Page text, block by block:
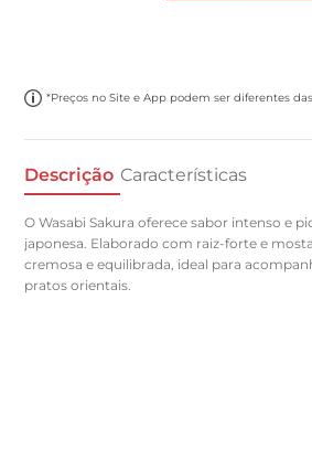
*Preços no Site e App podem ser diferentes
Descrição Características
O Wasabi Sakura oferece sabor intenso e
japonesa. Elaborado com raiz-forte e
cremosa e equilibrada, ideal para
pratos orientais.